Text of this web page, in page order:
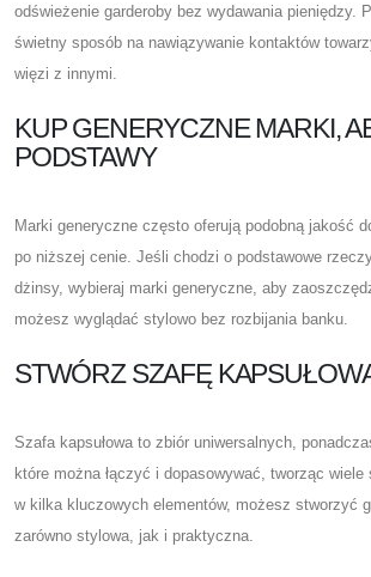
odświeżenie garderoby bez wydawania pieniędzy.
świetny sposób na nawiązywanie kontaktów
więzi z innymi.
KUP GENERYCZNE MARKI,
PODSTAWY
Marki generyczne często oferują podobną jakość
po niższej cenie. Jeśli chodzi o podstawowe
dżinsy, wybieraj marki generyczne, aby
możesz wyglądać stylowo bez rozbijania banku.
STWÓRZ SZAFĘ
Szafa kapsułowa to zbiór uniwersalnych,
które można łączyć i dopasowywać, tworząc
w kilka kluczowych elementów, możesz stworzyć
zarówno stylowa, jak i praktyczna.